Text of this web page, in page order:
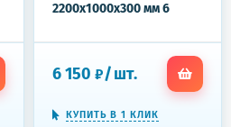
2200x1000x300 мм 6
6 150 ₽/шт.
КУПИТЬ В 1 КЛИК